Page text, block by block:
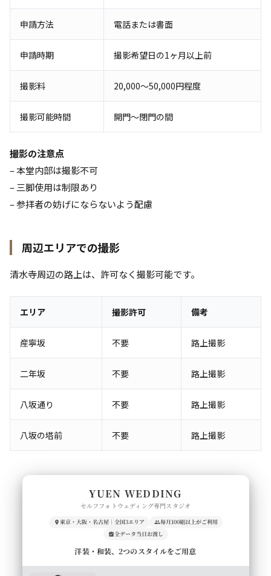
申請方法 電話または書面
申請時期 撮影希望日の1ヶ月以上前
撮影料 20,000〜50,000円程度
撮影可能時間 開門〜閉門の間
撮影の注意点
– 本堂内部は撮影不可
– 三脚使用は制限あり
– 参拝者の妨げにならないよう配慮
周辺エリアでの撮影
清水寺周辺の路上は、許可なく撮影可能です。
エリア 撮影許可 備考
産寧坂 不要 路上撮影
二年坂 不要 路上撮影
八坂通り 不要 路上撮影
八坂の塔前 不要 路上撮影
YUEN WEDDING
セルフフォトウェディング専門スタジオ
東京・大阪・名古屋｜全国3エリア
毎月100組以上がご利用
全データ当日お渡し
洋装・和装、2つのスタイルをご用意